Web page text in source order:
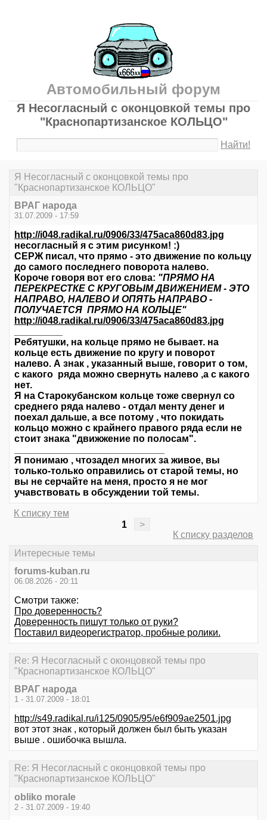
Автомобильный форум
Я Несогласный с оконцовкой темы про
"Краснопартизанское КОЛЬЦО"
Найти!
Я Несогласный с оконцовкой темы про
"Краснопартизанское КОЛЬЦО"
ВРАГ народа
31.07.2009 - 17:59
http://i048.radikal.ru/0906/33/475aca860d83.jpg
несогласный я с этим рисунком! :)
СЕРЖ писал, что прямо - это движение по кольцу
до самого последнего поворота налево.
Короче говоря вот его слова: "ПРЯМО НА
ПЕРЕКРЕСТКЕ С КРУГОВЫМ ДВИЖЕНИЕМ - ЭТО
НАПРАВО, НАЛЕВО И ОПЯТЬ НАПРАВО -
ПОЛУЧАЕТСЯ ПРЯМО НА КОЛЬЦЕ"
http://i048.radikal.ru/0906/33/475aca860d83.jpg
Ребятушки, на кольце прямо не бывает. на
кольце есть движение по кругу и поворот
налево. А знак , указанный выше, говорит о том,
с какого ряда можно свернуть налево ,а с какого
нет.
Я на Старокубанском кольце тоже свернул со
среднего ряда налево - отдал менту денег и
поехал дальше, а все потому , что покидать
кольцо можно с крайнего правого ряда если не
стоит знака "движжение по полосам".
Я понимаю , чтозадел многих за живое, вы
только-только оправились от старой темы, но
вы не серчайте на меня, просто я не мог
учавствовать в обсуждении той темы.
К списку тем
1
>
К списку разделов
Интересные темы
forums-kuban.ru
06.08.2026 - 20:11
Смотри также:
Про доверенность?
Доверенность пишут только от руки?
Поставил видеорегистратор, пробные ролики.
Re: Я Несогласный с оконцовкой темы про
"Краснопартизанское КОЛЬЦО"
ВРАГ народа
1 - 31.07.2009 - 18:01
http://s49.radikal.ru/i125/0905/95/e6f909ae2501.jpg
вот этот знак , который должен был быть указан
выше . ошибочка вышла.
Re: Я Несогласный с оконцовкой темы про
"Краснопартизанское КОЛЬЦО"
obliko morale
2 - 31.07.2009 - 19:40